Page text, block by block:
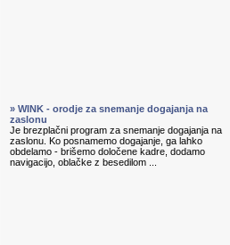
» WINK - orodje za snemanje dogajanja na
zaslonu
Je brezplačni program za snemanje dogajanja na
zaslonu. Ko posnamemo dogajanje, ga lahko
obdelamo - brišemo določene kadre, dodamo
navigacijo, oblačke z besedilom ...